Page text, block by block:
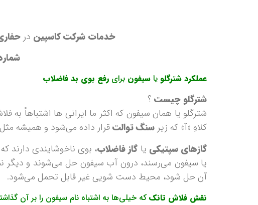
خدمات شرکت کاسپین در
عملکرد شترگلو یا سیفون برای رفع بوی بد فاضلاب
شترگلو چیست ؟
شترگلو يا همان سيفون که اکثر ما ایرانی ها اشتباهاً
کلاهِ «آ» که زير سنگ توالتقرار داده می‌شود و هميشه
گازهای سپتیکی یا گاز فاضلاب، بوی ناخوشايندی دارند
یا سیفون می‌رسند، درون آب سیفون حل می‌شوند و ديگر
آن حل شود، محيط دست‌ شویی غير قابل تحمل می‌شود.
نقش فلاش‌ تانک که خیلی‌ها به اشتباه نام سيفون را بر آن